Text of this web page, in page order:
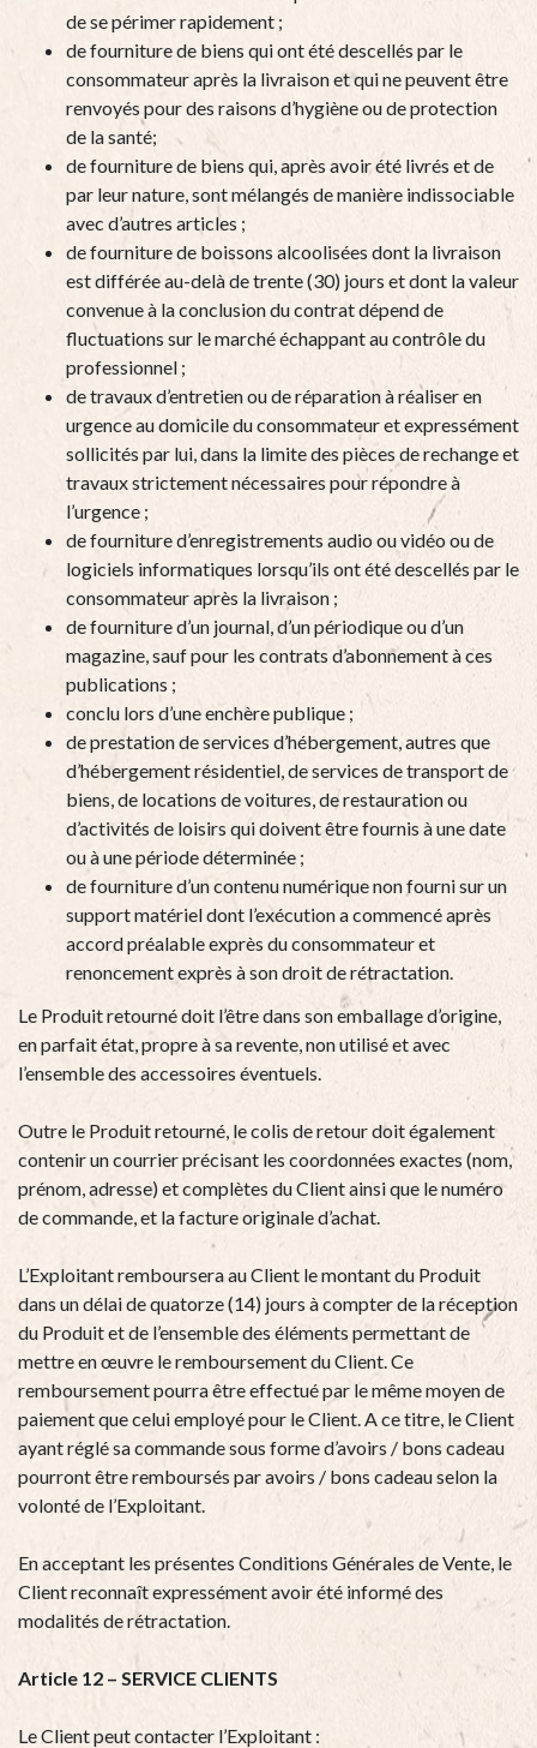
de se périmer rapidement ;
de fourniture de biens qui ont été descellés par le
consommateur après la livraison et qui ne peuvent être
renvoyés pour des raisons d’hygiène ou de protection
de la santé;
de fourniture de biens qui, après avoir été livrés et de
par leur nature, sont mélangés de manière indissociable
avec d’autres articles ;
de fourniture de boissons alcoolisées dont la livraison
est différée au-delà de trente (30) jours et dont la valeur
convenue à la conclusion du contrat dépend de
fluctuations sur le marché échappant au contrôle du
professionnel ;
de travaux d’entretien ou de réparation à réaliser en
urgence au domicile du consommateur et expressément
sollicités par lui, dans la limite des pièces de rechange et
travaux strictement nécessaires pour répondre à
l’urgence ;
de fourniture d’enregistrements audio ou vidéo ou de
logiciels informatiques lorsqu’ils ont été descellés par le
consommateur après la livraison ;
de fourniture d’un journal, d’un périodique ou d’un
magazine, sauf pour les contrats d’abonnement à ces
publications ;
conclu lors d’une enchère publique ;
de prestation de services d’hébergement, autres que
d’hébergement résidentiel, de services de transport de
biens, de locations de voitures, de restauration ou
d’activités de loisirs qui doivent être fournis à une date
ou à une période déterminée ;
de fourniture d’un contenu numérique non fourni sur un
support matériel dont l’exécution a commencé après
accord préalable exprès du consommateur et
renoncement exprès à son droit de rétractation.
Le Produit retourné doit l’être dans son emballage d’origine,
en parfait état, propre à sa revente, non utilisé et avec
l’ensemble des accessoires éventuels.
Outre le Produit retourné, le colis de retour doit également
contenir un courrier précisant les coordonnées exactes (nom,
prénom, adresse) et complètes du Client ainsi que le numéro
de commande, et la facture originale d’achat.
L’Exploitant remboursera au Client le montant du Produit
dans un délai de quatorze (14) jours à compter de la réception
du Produit et de l’ensemble des éléments permettant de
mettre en œuvre le remboursement du Client. Ce
remboursement pourra être effectué par le même moyen de
paiement que celui employé pour le Client. A ce titre, le Client
ayant réglé sa commande sous forme d’avoirs / bons cadeau
pourront être remboursés par avoirs / bons cadeau selon la
volonté de l’Exploitant.
En acceptant les présentes Conditions Générales de Vente, le
Client reconnaît expressément avoir été informé des
modalités de rétractation.
Article 12 – SERVICE CLIENTS
Le Client peut contacter l’Exploitant :